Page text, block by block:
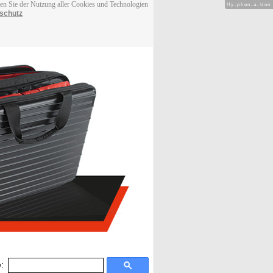
Sie der Nutzung aller Cookies und Technologien
Hy-phen-a-tion